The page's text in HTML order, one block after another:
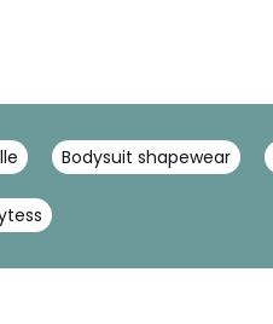
Bodysuit shapewear